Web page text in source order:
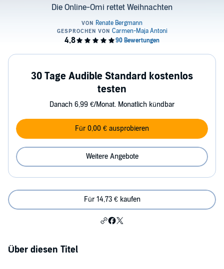
Die Online-Omi rettet Weihnachten
30 Tage Audible Standard kostenlos
testen
Danach 6,99 €/Monat. Monatlich kündbar
Für 0,00 € ausprobieren
Weitere Angebote
Für 14,73 € kaufen
Über diesen Titel